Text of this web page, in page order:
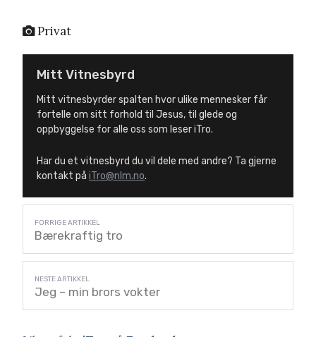
Privat
Mitt Vitnesbyrd
Mitt vitnesbyrder spalten hvor ulike mennesker får
fortelle om sitt forhold til Jesus, til glede og
oppbyggelse for alle oss som leser iTro.
Har du et vitnesbyrd du vil dele med andre? Ta gjerne
kontakt på iTro@nlm.no.
Bærekraftig tro
Jeg – min brors vokter